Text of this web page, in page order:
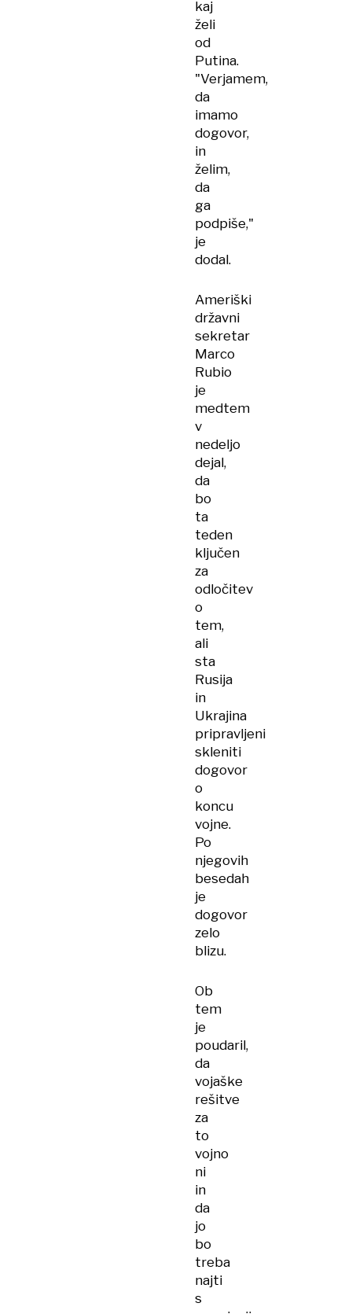
kaj
želi
od
Putina.
"Verjamem,
da
imamo
dogovor,
in
želim,
da
ga
podpiše,"
je
dodal.
Ameriški
državni
sekretar
Marco
Rubio
je
medtem
v
nedeljo
dejal,
da
bo
ta
teden
ključen
za
odločitev
o
tem,
ali
sta
Rusija
in
Ukrajina
pripravljeni
skleniti
dogovor
o
koncu
vojne.
Po
njegovih
besedah
je
dogovor
zelo
blizu.
Ob
tem
je
poudaril,
da
vojaške
rešitve
za
to
vojno
ni
in
da
jo
bo
treba
najti
s